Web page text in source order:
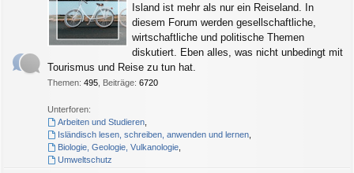
Island ist mehr als nur ein Reiseland. In
diesem Forum werden gesellschaftliche,
wirtschaftliche und politische Themen
diskutiert. Eben alles, was nicht unbedingt mit
Tourismus und Reise zu tun hat.
Themen: 495 Beiträge: 6720
Unterforen:
Arbeiten und Studieren,
Isländisch lesen, schreiben, anwenden und lernen,
Biologie, Geologie, Vulkanologie,
Umweltschutz